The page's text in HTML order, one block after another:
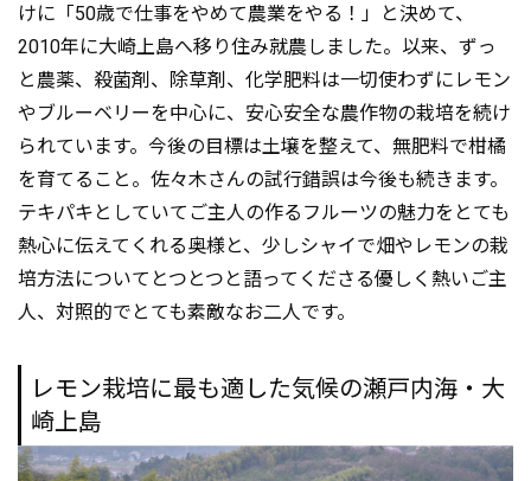
けに「50歳で仕事をやめて農業をやる！」と決めて、
2010年に大崎上島へ移り住み就農しました。以来、ずっ
と農薬、殺菌剤、除草剤、化学肥料は一切使わずにレモン
やブルーベリーを中心に、安心安全な農作物の栽培を続け
られています。今後の目標は土壌を整えて、無肥料で柑橘
を育てること。佐々木さんの試行錯誤は今後も続きます。
テキパキとしていてご主人の作るフルーツの魅力をとても
熱心に伝えてくれる奥様と、少しシャイで畑やレモンの栽
培方法についてとつとつと語ってくださる優しく熱いご主
人、対照的でとても素敵なお二人です。
レモン栽培に最も適した気候の瀬戸内海・大
崎上島